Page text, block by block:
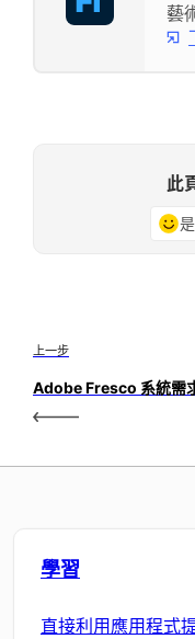
藝
此
上一步
Adobe Fresco 系統需
學習
直接利用應用程式